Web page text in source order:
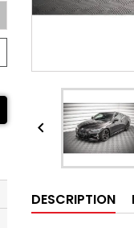

DESCRIPTION